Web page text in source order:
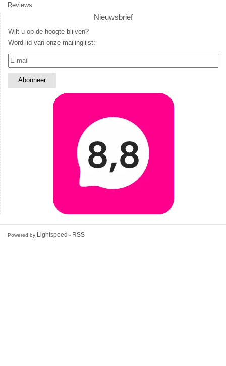
Reviews
Nieuwsbrief
Wilt u op de hoogte blijven?
Word lid van onze mailinglijst:
Powered by Lightspeed - RSS